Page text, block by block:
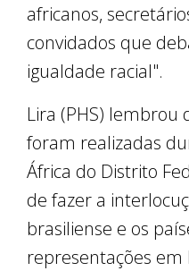
africanos,
convidados que
igualdade racial".
Lira (PHS) lembrou
foram realizadas
África do Distrito
de fazer a
brasiliense e os
representações em